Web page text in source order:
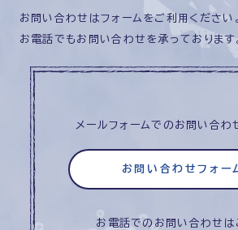
お問い合わせはフォームをご利用ください。
お電話でもお問い合わせを承っております
メールフォームでのお問い合わ
お問い合わせフォー
お電話でのお問い合わせは